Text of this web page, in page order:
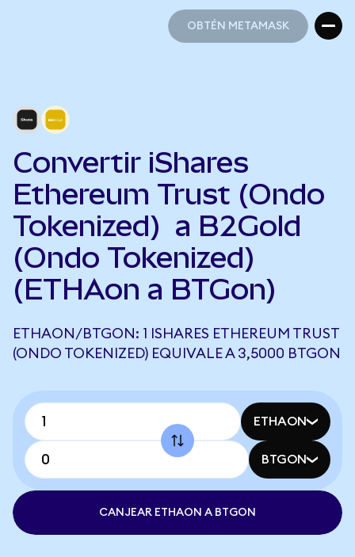
OBTÉN METAMASK
Convertir iShares
Ethereum Trust (Ondo
Tokenized) a B2Gold
(Ondo Tokenized)
(ETHAon a BTGon)
ETHAON/BTGON: 1 ISHARES ETHEREUM TRUST
(ONDO TOKENIZED) EQUIVALE A 3,5000 BTGON
ETHAON
BTGON
CANJEAR ETHAON A BTGON